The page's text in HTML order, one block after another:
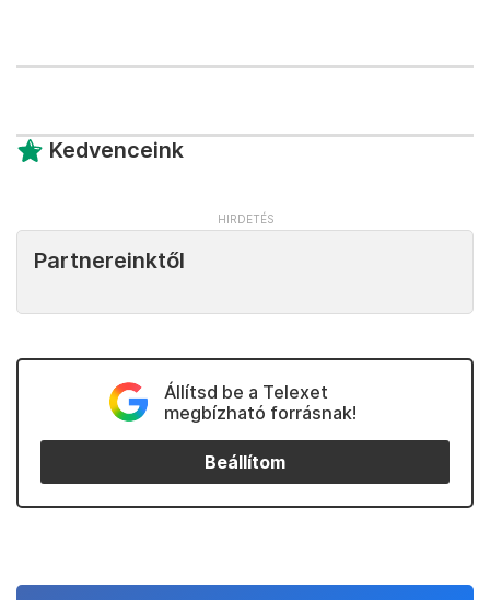
Kedvenceink
Partnereinktől
Állítsd be a Telexet
megbízható forrásnak!
Beállítom